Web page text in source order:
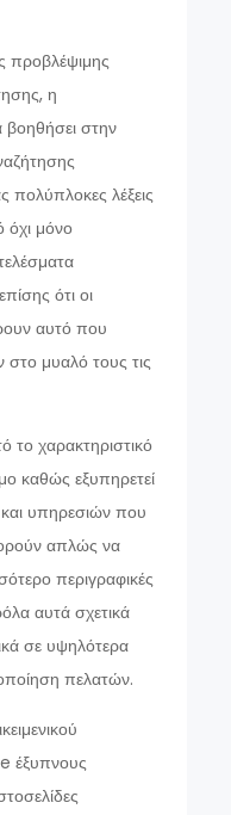
προβλέψιμης
η
στην
πολύπλοκες λέξεις
όχι μόνο
ότι οι
αυτό που
μυαλό τους τις
χαρακτηριστικό
καθώς εξυπηρετεί
υπηρεσιών που
απλώς να
περιγραφικές
αυτά σχετικά
σε υψηλότερα
πελατών.
έξυπνους